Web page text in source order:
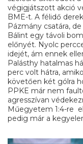
végigjátszott akció
BME-t. A félidő
Pázmány csatára,
Bálint egy távoli
előnyét. Nyolc
idejét, ám ennek
Palásthy hatalmas
perc volt hátra,
követően két gólra
PPKE már nem
agresszívan
Műegyetem 1:4-re
pedig már a